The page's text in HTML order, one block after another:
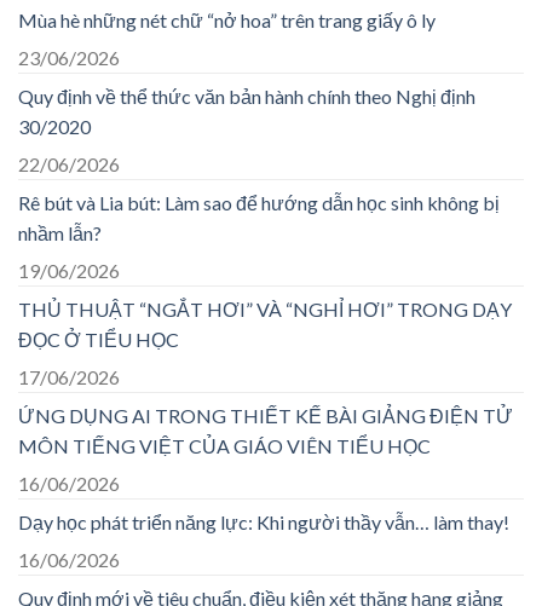
Mùa hè những nét chữ “nở hoa” trên trang giấy ô ly
23/06/2026
Quy định về thể thức văn bản hành chính theo Nghị định
30/2020
22/06/2026
Rê bút và Lia bút: Làm sao để hướng dẫn học sinh không bị
nhầm lẫn?
19/06/2026
THỦ THUẬT “NGẮT HƠI” VÀ “NGHỈ HƠI” TRONG DẠY
ĐỌC Ở TIỂU HỌC
17/06/2026
ỨNG DỤNG AI TRONG THIẾT KẾ BÀI GIẢNG ĐIỆN TỬ
MÔN TIẾNG VIỆT CỦA GIÁO VIÊN TIỂU HỌC
16/06/2026
Dạy học phát triển năng lực: Khi người thầy vẫn… làm thay!
16/06/2026
Quy định mới về tiêu chuẩn, điều kiện xét thăng hạng giảng